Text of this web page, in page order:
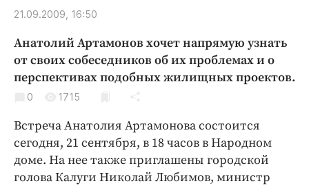
Народные новости
Авто и транспорт
Благоустройство
Криминал
Культура
Образование
Общество
Погода
21.09.2009, 16:50
Анатолий Артамонов хочет напрямую узнать
от своих собеседников об их проблемах и о
перспективах подобных жилищных проектов.
0 1715
Встреча Анатолия Артамонова состоится
сегодня, 21 сентября, в 18 часов в Народном
доме. На нее также приглашены городской
голова Калуги Николай Любимов, министр